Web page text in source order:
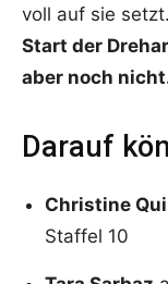
voll auf sie setzt.
Start der
aber noch
Darauf
Christine
Staffel 10